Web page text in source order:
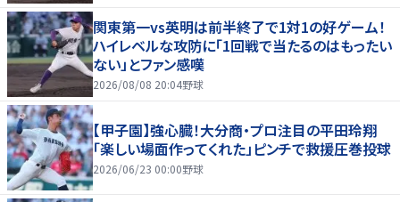
関東第一vs英明は前半終了で1対1の好ゲーム！
ハイレベルな攻防に「1回戦で当たるのはもったい
ない」とファン感嘆
2026/08/08 20:04野球
【甲子園】強心臓！大分商・プロ注目の平田玲翔
「楽しい場面作ってくれた」ピンチで救援圧巻投球
2026/06/23 00:00野球